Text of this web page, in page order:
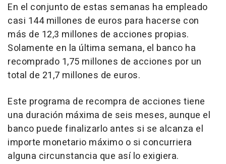
En el conjunto de estas semanas ha empleado
casi 144 millones de euros para hacerse con
más de 12,3 millones de acciones propias.
Solamente en la última semana, el banco ha
recomprado 1,75 millones de acciones por un
total de 21,7 millones de euros.
Este programa de recompra de acciones tiene
una duración máxima de seis meses, aunque el
banco puede finalizarlo antes si se alcanza el
importe monetario máximo o si concurriera
alguna circunstancia que así lo exigiera.